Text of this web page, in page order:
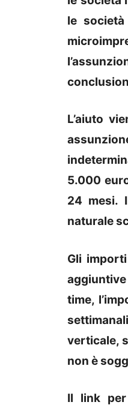
le
L’aiuto
5.000
24 mesi.
naturale
Gli
time,
verticale,
non è
Il link